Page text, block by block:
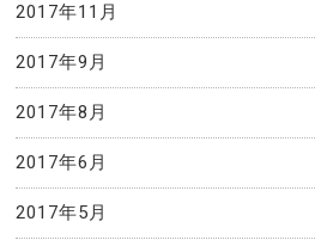
2017年11月
2017年9月
2017年8月
2017年6月
2017年5月